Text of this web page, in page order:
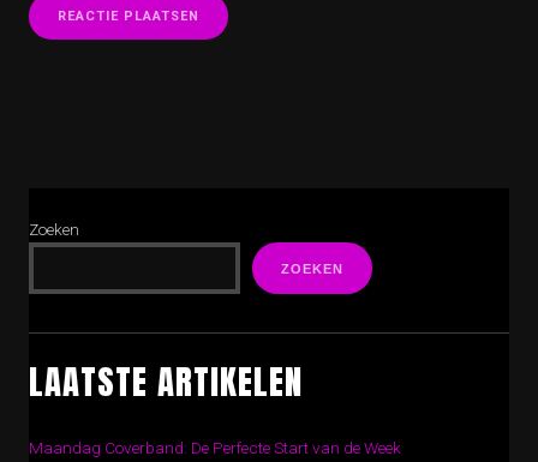
Zoeken
ZOEKEN
LAATSTE ARTIKELEN
Maandag Coverband: De Perfecte Start van de Week